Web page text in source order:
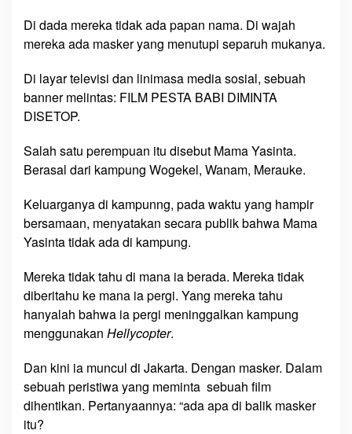
h
d
M
a
?
Di dada mereka tidak ada papan nama. Di wajah
mereka ada masker yang menutupi separuh mukanya.
Di layar televisi dan linimasa media sosial, sebuah
banner melintas: FILM PESTA BABI DIMINTA
DISETOP.
Salah satu perempuan itu disebut Mama Yasinta.
Berasal dari kampung Wogekel, Wanam, Merauke.
Keluarganya di kampunng, pada waktu yang hampir
bersamaan, menyatakan secara publik bahwa Mama
Yasinta tidak ada di kampung.
Mereka tidak tahu di mana ia berada. Mereka tidak
diberitahu ke mana ia pergi. Yang mereka tahu
hanyalah bahwa ia pergi meninggalkan kampung
menggunakan Hellycopter.
Dan kini ia muncul di Jakarta. Dengan masker. Dalam
sebuah peristiwa yang meminta sebuah film
dihentikan. Pertanyaannya: “ada apa di balik masker
itu?